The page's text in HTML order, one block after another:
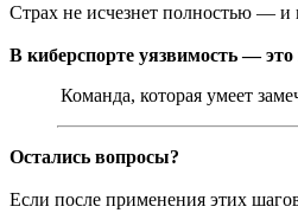
Страх не исчезнет полностью — и
В киберспорте уязвимость —
Команда, которая умеет
Остались вопросы?
Если после применения этих